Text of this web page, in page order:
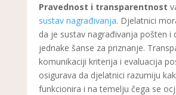
Pravednost i transparentnost
sustav nagrađivanja. Djelatnici
da je sustav nagrađivanja pošten i
jednake šanse za priznanje.
komunikaciji kriterija i evaluacija
osigurava da djelatnici razumiju
funkcionira i na temelju čega se